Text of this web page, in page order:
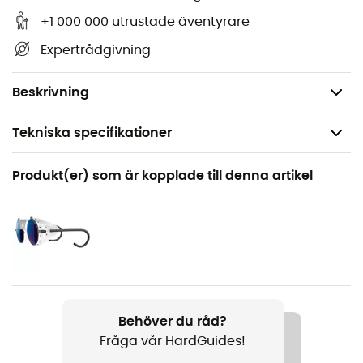
+1 000 000 utrustade äventyrare
Expertrådgivning
Beskrivning
komfort
Vikt: 2 x 650 g
Tekniska specifikationer
Rekommenderad för
Isklättring / Bergsbestigning
Kön
Herr
Vikt
Produkt(er) som är kopplade till denna artikel
Behöver du råd?
Fråga vår HardGuides!